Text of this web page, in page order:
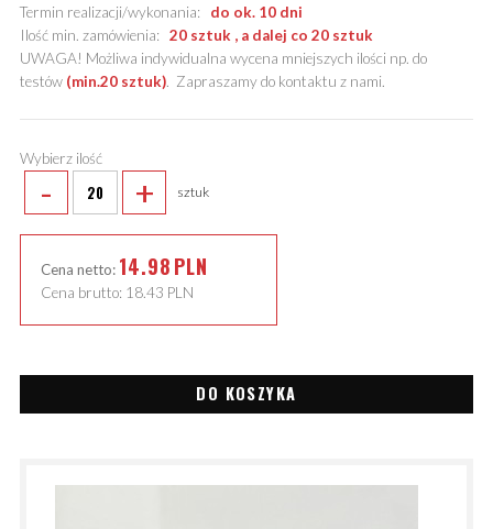
Termin realizacji/wykonania: do ok. 10 dni
Ilość min. zamówienia: 20 sztuk , a dalej co 20 sztuk
UWAGA! Możliwa indywidualna wycena mniejszych ilości np. do
testów (min.20 sztuk). Zapraszamy do kontaktu z nami.
Wybierz ilość
- + sztuk
Cena netto: 14.98PLN
Cena brutto: 18.43 PLN
DO KOSZYKA